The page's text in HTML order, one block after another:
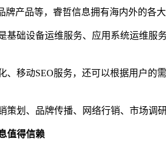
产品等，睿哲信息拥有海内外的各
基础设备运维服务、应用系统运维
移动SEO服务，还可以根据用户的
划、品牌传播、网络行销、市场调
值得信赖